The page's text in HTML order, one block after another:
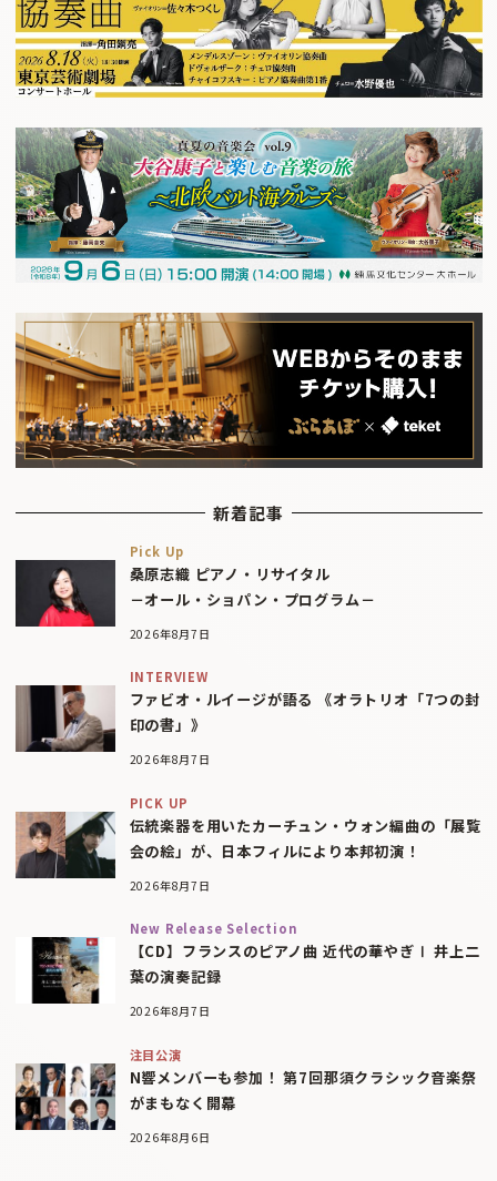
新着記事
Pick Up
桑原志織 ピアノ・リサイタル
－オール・ショパン・プログラム－
2026年8月7日
INTERVIEW
ファビオ・ルイージが語る 《オラトリオ「7つの封
印の書」》
2026年8月7日
PICK UP
伝統楽器を用いたカーチュン・ウォン編曲の「展覧
会の絵」が、日本フィルにより本邦初演！
2026年8月7日
New Release Selection
【CD】フランスのピアノ曲 近代の華やぎⅠ 井上二
葉の演奏記録
2026年8月7日
注目公演
N響メンバーも参加！ 第7回那須クラシック音楽祭
がまもなく開幕
2026年8月6日